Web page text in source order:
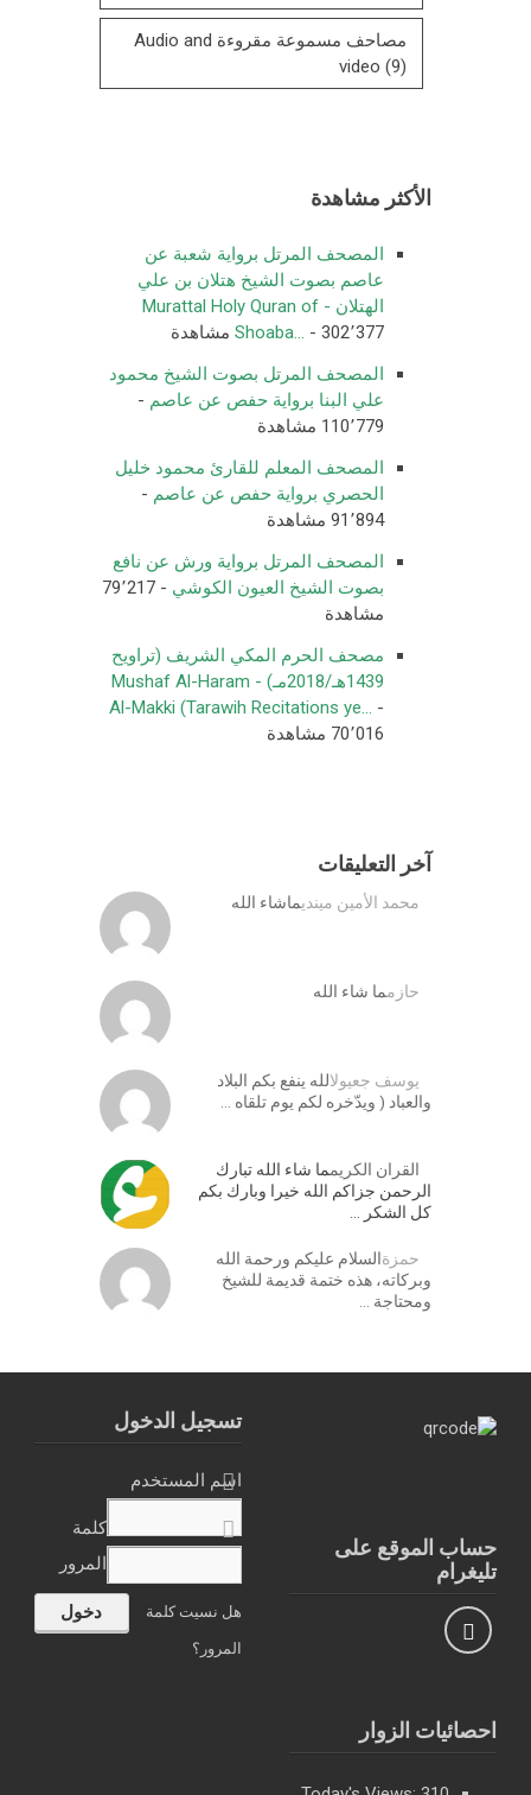
مصاحف مسموعة مقروءة Audio and
video (9)
الأكثر مشاهدة
المصحف المرتل برواية شعبة عن
عاصم بصوت الشيخ هتلان بن علي
الهتلان - Murattal Holy Quran of
Shoaba... - 302٬377 مشاهدة
المصحف المرتل بصوت الشيخ محمود
علي البنا برواية حفص عن عاصم -
110٬779 مشاهدة
المصحف المعلم للقارئ محمود خليل
الحصري برواية حفص عن عاصم -
91٬894 مشاهدة
المصحف المرتل برواية ورش عن نافع
بصوت الشيخ العيون الكوشي
- 79٬217
مشاهدة
مصحف الحرم المكي الشريف (تراويح
1439هـ/2018مـ) - Mushaf Al-Haram
Al-Makki (Tarawih Recitations ye... -
70٬016 مشاهدة
آخر التعليقات
محمد الأمين مينديماشاء الله
حازمما شاء الله
يوسف جعيولالله ينفع بكم البلاد
والعباد ( ويدّخره لكم يوم تلقاه …
القران الكريمما شاء الله تبارك
الرحمن جزاكم الله خيرا وبارك بكم
كل الشكر …
حمزةالسلام عليكم ورحمة الله
وبركاته، هذه ختمة قديمة للشيخ
ومحتاجة …
تسجيل الدخول
اسم المستخدم
كلمة
المرور
هل نسيت كلمة
المرور؟
حساب الموقع على
تليغرام
احصائيات الزوار